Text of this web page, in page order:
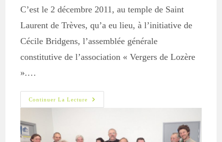
C’est le 2 décembre 2011, au temple de Saint
Laurent de Trèves, qu’a eu lieu, à l’initiative de
Cécile Bridgens, l’assemblée générale
constitutive de l’association « Vergers de Lozère
».…
Continuer La Lecture
Merci
Cécile